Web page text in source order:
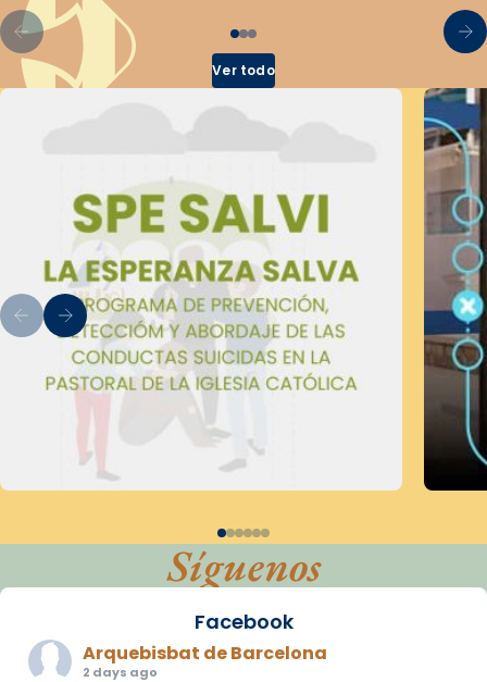
Ver todo
Síguenos
Facebook
Arquebisbat de Barcelona
2 days ago